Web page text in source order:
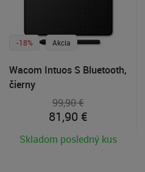
-18% Akcia
Wacom Intuos S Bluetooth,
čierny
99,90 €
81,90 €
Skladom posledný kus